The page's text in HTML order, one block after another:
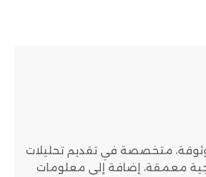
متخصصة في تقديم تحليلات
معمقة، إضافة إلى معلومات